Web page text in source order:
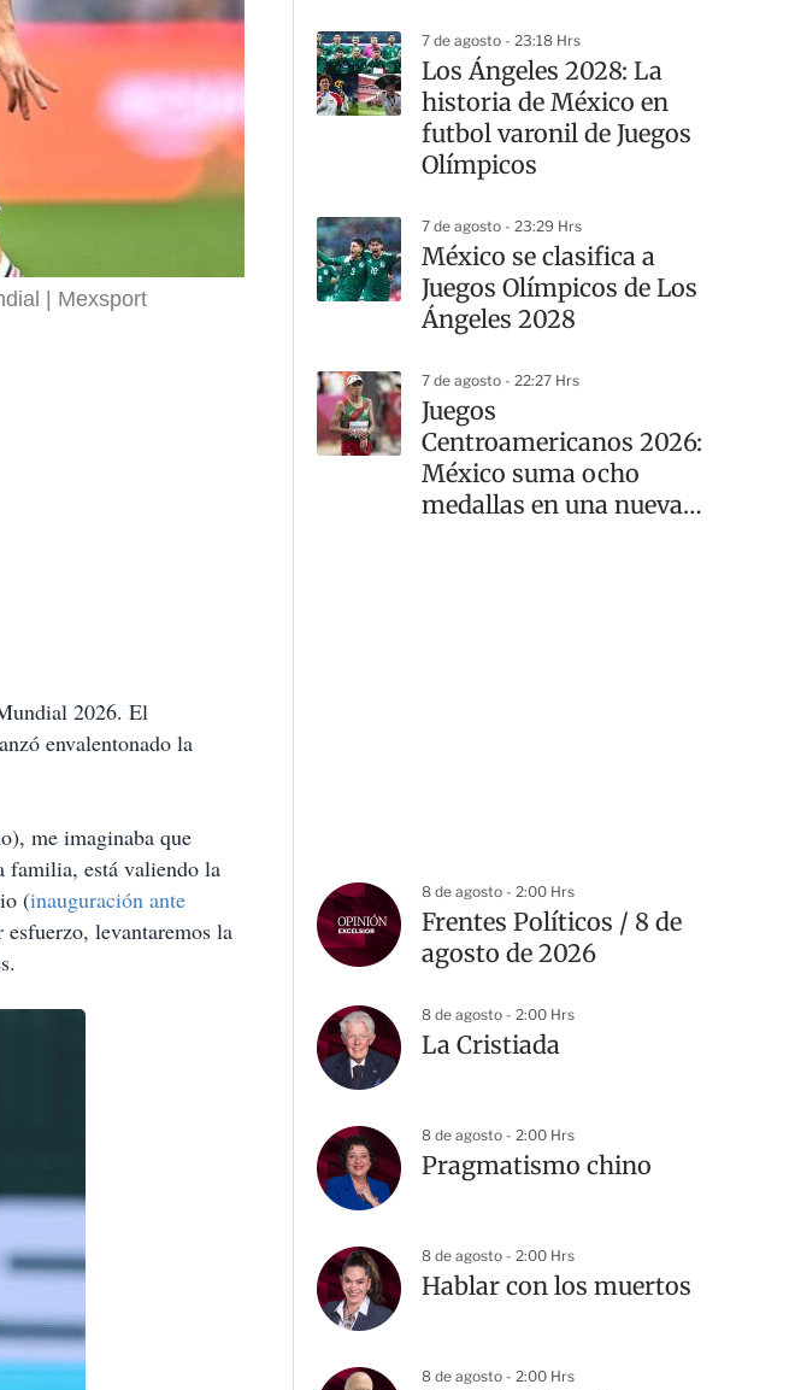
Mexsport
2026. El
envalentonado la
me imaginaba que
familia, está valiendo la
(inauguración ante
levantaremos la
7 de agosto - 23:18 Hrs
Los Ángeles 2028: La
historia de México en
futbol varonil de Juegos
Olímpicos
7 de agosto - 23:29 Hrs
México se clasifica a
Juegos Olímpicos de Los
Ángeles 2028
7 de agosto - 22:27 Hrs
Juegos
Centroamericanos 2026:
México suma ocho
medallas en una nueva
8 de agosto - 2:00 Hrs
Frentes Políticos / 8 de
agosto de 2026
8 de agosto - 2:00 Hrs
La Cristiada
8 de agosto - 2:00 Hrs
Pragmatismo chino
8 de agosto - 2:00 Hrs
Hablar con los muertos
8 de agosto - 2:00 Hrs